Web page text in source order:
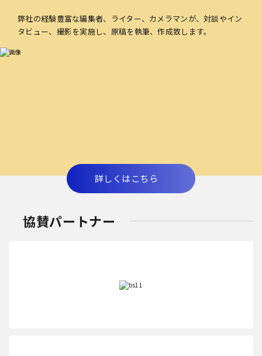
弊社の経験豊富な編集者、ライター、カメラマンが、対談やイン
タビュー、撮影を実施し、原稿を執筆、作成致します。
詳しくはこちら
協賛パートナー